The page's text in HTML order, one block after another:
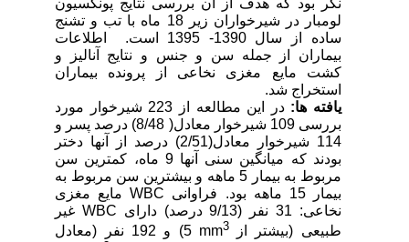
لومبار در شیرخواران زیر 18 ماه با تب و تشنج
ساده از سال 1390- 1395 است. اطلاعات
بیماران از جمله سن و جنس و نتایج آنالیز و
کشت مایع مغزی نخاعی از پرونده بیماران
استخراج شد.
یافته ها:
در این مطالعه از 223 شیرخوار مورد
بررسی 109 شیرخوار معادل( 8/48) درصد پسر و
114 شیرخوار معادل(2/51) درصد از آنها دختر
بودند که میانگین سنی آنها 9 ماه، کمترین سن
مربوط به بیمار 5 ماهه و بیشترین سن مربوط به
بیمار 15 ماهه بود. فراوانی
WBCمایع مغزی
نخاعی: 31 نفر (9/13 درصد) دارای
WBCغیر
طبیعی (بیشتر از
mm
5) و 192 نفر (معادل